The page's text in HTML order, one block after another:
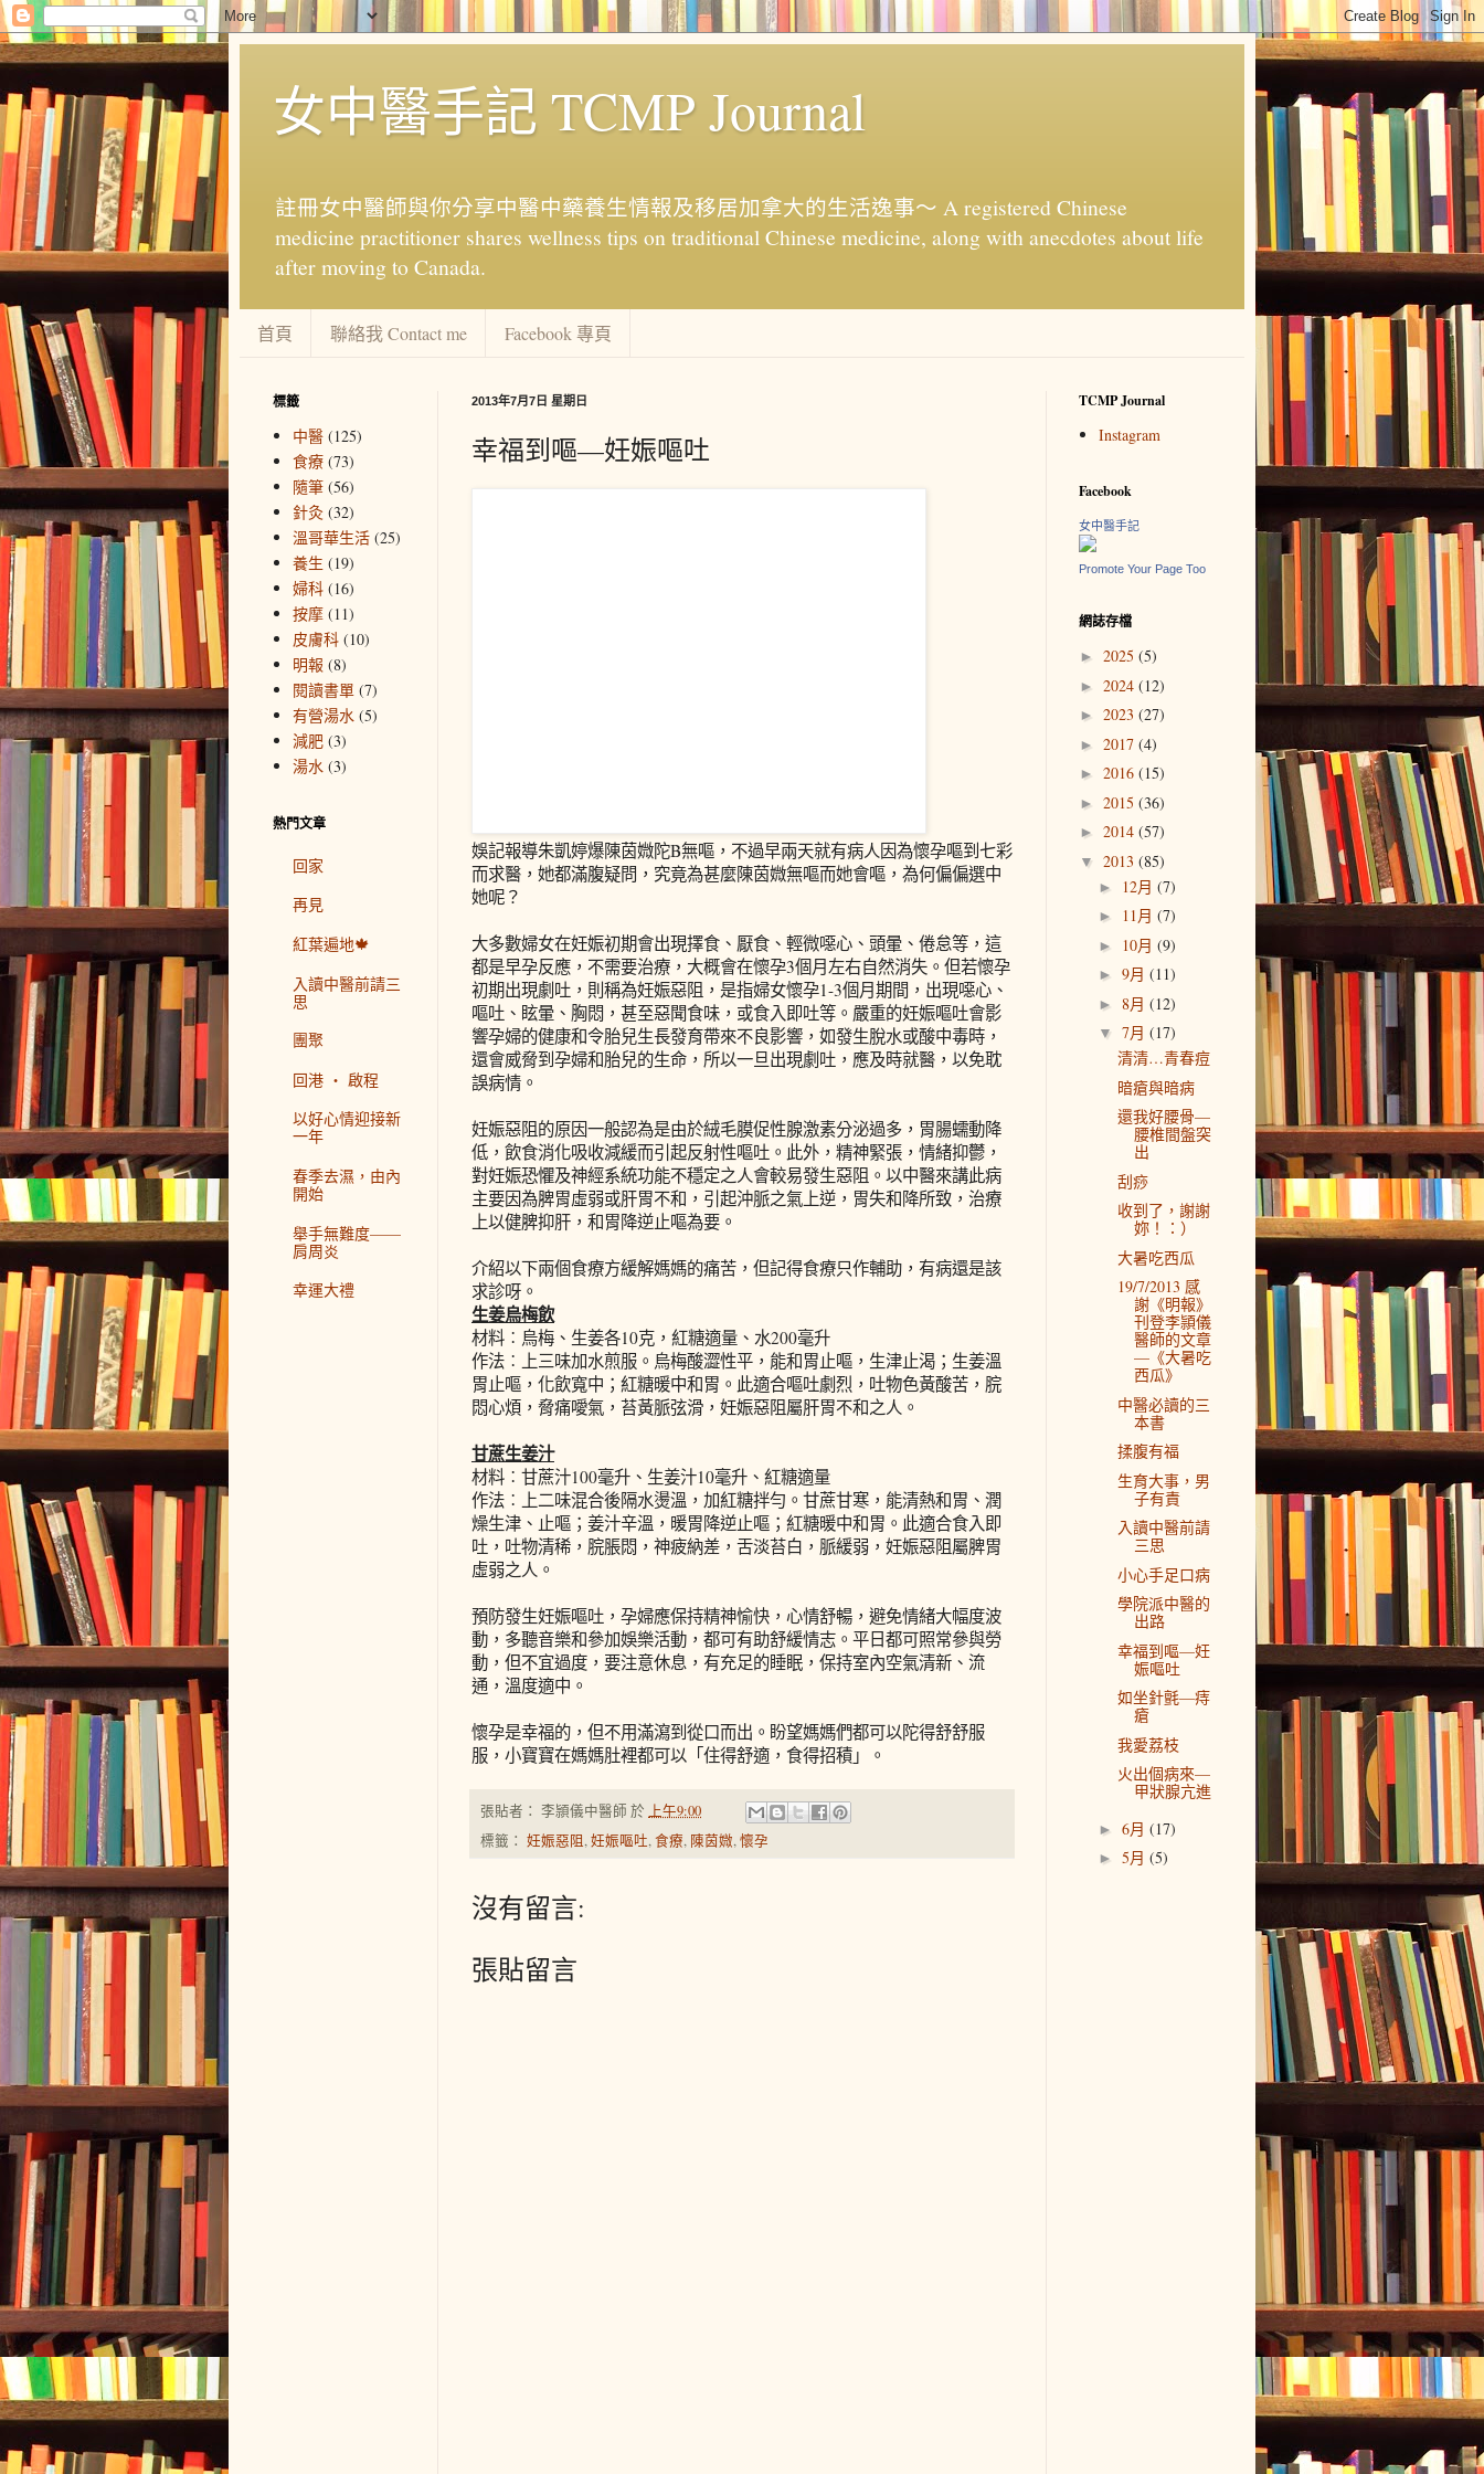
女中醫手記 TCMP Journal
註冊女中醫師與你分享中醫中藥養生情報及移居加拿大的生活逸事～ A registered Chinese
medicine practitioner shares wellness tips on traditional Chinese medicine, along with anecdotes about life
after moving to Canada.
首頁 聯絡我 Contact me Facebook 專頁
2013年7月7日 星期日
幸福到嘔—妊娠嘔吐
娛記報導朱凱婷爆陳茵媺陀B無嘔，不過早兩天就有病人因為懷孕嘔到七彩
而求醫，她都滿腹疑問，究竟為甚麼陳茵媺無嘔而她會嘔，為何偏偏選中
她呢？
大多數婦女在妊娠初期會出現擇食、厭食、輕微噁心、頭暈、倦怠等，這
都是早孕反應，不需要治療，大概會在懷孕3個月左右自然消失。但若懷孕
初期出現劇吐，則稱為妊娠惡阻，是指婦女懷孕1-3個月期間，出現噁心、
嘔吐、眩暈、胸悶，甚至惡聞食味，或食入即吐等。嚴重的妊娠嘔吐會影
響孕婦的健康和令胎兒生長發育帶來不良影響，如發生脫水或酸中毒時，
還會威脅到孕婦和胎兒的生命，所以一旦出現劇吐，應及時就醫，以免耽
誤病情。
妊娠惡阻的原因一般認為是由於絨毛膜促性腺激素分泌過多，胃腸蠕動降
低，飲食消化吸收減緩而引起反射性嘔吐。此外，精神緊張，情緒抑鬱，
對妊娠恐懼及神經系統功能不穩定之人會較易發生惡阻。以中醫來講此病
主要因為脾胃虛弱或肝胃不和，引起沖脈之氣上逆，胃失和降所致，治療
上以健脾抑肝，和胃降逆止嘔為要。
介紹以下兩個食療方緩解媽媽的痛苦，但記得食療只作輔助，有病還是該
求診呀。
生姜烏梅飲
材料︰烏梅、生姜各10克，紅糖適量、水200毫升
作法︰上三味加水煎服。烏梅酸澀性平，能和胃止嘔，生津止渴；生姜溫
胃止嘔，化飲寬中；紅糖暖中和胃。此適合嘔吐劇烈，吐物色黃酸苦，脘
悶心煩，脅痛噯氣，苔黃脈弦滑，妊娠惡阻屬肝胃不和之人。
甘蔗生姜汁
材料︰甘蔗汁100毫升、生姜汁10毫升、紅糖適量
作法︰上二味混合後隔水燙溫，加紅糖拌勻。甘蔗甘寒，能清熱和胃、潤
燥生津、止嘔；姜汁辛溫，暖胃降逆止嘔；紅糖暖中和胃。此適合食入即
吐，吐物清稀，脘脹悶，神疲納差，舌淡苔白，脈緩弱，妊娠惡阻屬脾胃
虛弱之人。
預防發生妊娠嘔吐，孕婦應保持精神愉快，心情舒暢，避免情緒大幅度波
動，多聽音樂和參加娛樂活動，都可有助舒緩情志。平日都可照常參與勞
動，但不宜過度，要注意休息，有充足的睡眠，保持室內空氣清新、流
通，溫度適中。
懷孕是幸福的，但不用滿瀉到從口而出。盼望媽媽們都可以陀得舒舒服
服，小寶寶在媽媽肚裡都可以「住得舒適，食得招積」。
張貼者： 李頴儀中醫師 於 上午9:00
標籤： 妊娠惡阻,妊娠嘔吐,食療, 陳茵媺,懷孕
沒有留言:
張貼留言
標籤
中醫 (125)
食療 (73)
隨筆 (56)
針灸 (32)
溫哥華生活 (25)
養生 (19)
婦科 (16)
按摩 (11)
皮膚科 (10)
明報 (8)
閱讀書單 (7)
有營湯水 (5)
減肥 (3)
湯水 (3)
熱門文章
回家
再見
紅葉遍地🍁
入讀中醫前請三
思
團聚
回港 ‧ 啟程
以好心情迎接新
一年
春季去濕，由內
開始
舉手無難度——
肩周炎
幸運大禮
TCMP Journal
Instagram
Facebook
女中醫手記
Promote Your Page Too
網誌存檔
► 2025 (5)
► 2024 (12)
► 2023 (27)
► 2017 (4)
► 2016 (15)
► 2015 (36)
► 2014 (57)
▼ 2013 (85)
► 12月 (7)
► 11月 (7)
► 10月 (9)
► 9月 (11)
► 8月 (12)
▼ 7月 (17)
清清…青春痘
暗瘡與暗病
還我好腰骨—
腰椎間盤突
出
刮痧
收到了，謝謝
妳！：）
大暑吃西瓜
19/7/2013 感
謝《明報》
刊登李頴儀
醫師的文章
—《大暑吃
西瓜》
中醫必讀的三
本書
揉腹有福
生育大事，男
子有責
入讀中醫前請
三思
小心手足口病
學院派中醫的
出路
幸福到嘔—妊
娠嘔吐
如坐針氈—痔
瘡
我愛荔枝
火出個病來—
甲狀腺亢進
► 6月 (17)
► 5月 (5)